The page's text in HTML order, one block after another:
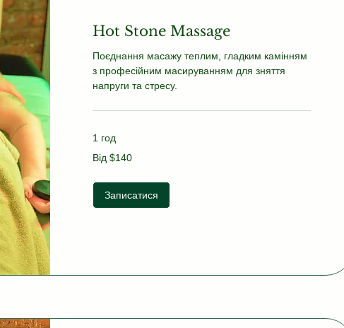
Hot Stone Massage
Поєднання масажу теплим, гладким камінням
з професійним масируванням для зняття
напруги та стресу.
1 год
140
Від $140
Записатися